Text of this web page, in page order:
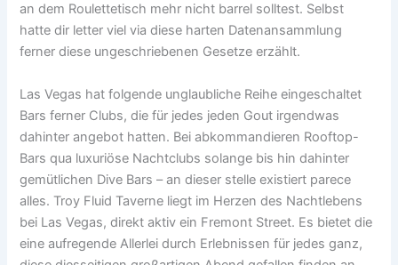
an dem Roulettetisch mehr nicht barrel solltest. Selbst
hatte dir letter viel via diese harten Datenansammlung
ferner diese ungeschriebenen Gesetze erzählt.
Las Vegas hat folgende unglaubliche Reihe eingeschaltet
Bars ferner Clubs, die für jedes jeden Gout irgendwas
dahinter angebot hatten. Bei abkommandieren Rooftop-
Bars qua luxuriöse Nachtclubs solange bis hin dahinter
gemütlichen Dive Bars – an dieser stelle existiert parece
alles. Troy Fluid Taverne liegt im Herzen des Nachtlebens
bei Las Vegas, direkt aktiv ein Fremont Street. Es bietet die
eine aufregende Allerlei durch Erlebnissen für jedes ganz,